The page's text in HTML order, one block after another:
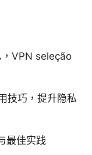
VPN seleção
技巧，提升隐私
最佳实践